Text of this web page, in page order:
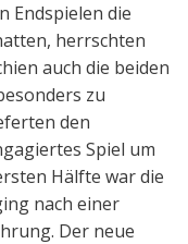
Endspielen die
herrschten
auch die beiden
zu
den
Spiel um
Hälfte war die
nach einer
Der neue